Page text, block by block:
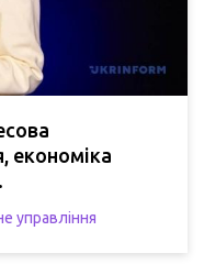
економіка
управління